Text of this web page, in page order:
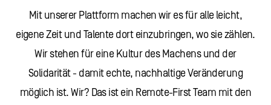
Mit unserer Plattform machen wir es für alle leicht,
eigene Zeit und Talente dort einzubringen, wo sie zählen.
Wir stehen für eine Kultur des Machens und der
Solidarität - damit echte, nachhaltige Veränderung
möglich ist. Wir? Das ist ein Remote-First Team mit den